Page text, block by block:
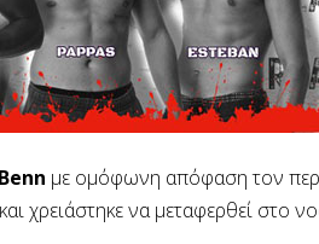
Benn με ομόφωνη απόφαση τον
χρειάστηκε να μεταφερθεί στο